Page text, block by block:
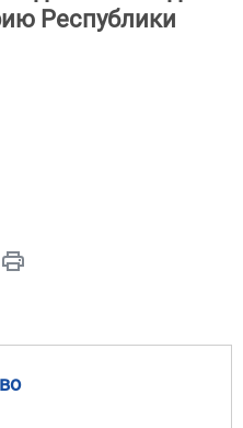
Республики